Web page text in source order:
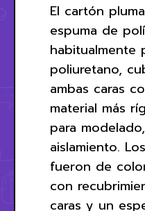
El cartón
espuma de
habitualmente
poliuretano,
ambas caras
material más
para
aislamiento.
fueron de
con
caras y un